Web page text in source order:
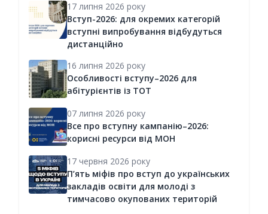
17 липня 2026 року
Вступ-2026: для окремих категорій
вступні випробування відбудуться
дистанційно
16 липня 2026 року
Особливості вступу–2026 для
абітурієнтів із ТОТ
07 липня 2026 року
Все про вступну кампанію–2026:
корисні ресурси від МОН
17 червня 2026 року
П’ять міфів про вступ до українських
закладів освіти для молоді з
тимчасово окупованих територій